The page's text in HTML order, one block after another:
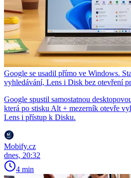
Google se usadil přímo ve Windows.
vyhledávání, Lens i Disk bez otevření
Google spustil samostatnou
která po stisku Alt + mezerník otevře
Lens i přístup k Disku.
Mobify.cz
dnes, 20:32
4 min